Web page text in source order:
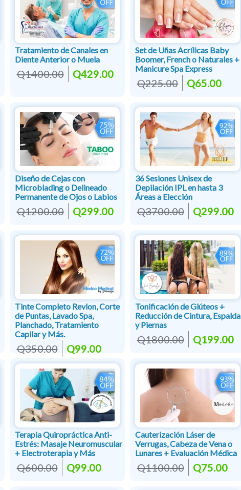
Tratamiento de Canales en
Diente Anterior o Muela
Q1400.00 Q429.00
Set de Uñas Acrílicas Baby
Boomer, French o Naturales +
Manicure Spa Express
Q225.00 Q65.00
Diseño de Cejas con
Microblading o Delineado
Permanente de Ojos o Labios
Q1200.00 Q299.00
36 Sesiones Unisex de
Depilación IPL en hasta 3
Áreas a Elección
Q3700.00 Q299.00
Tinte Completo Revlon, Corte
de Puntas, Lavado Spa,
Planchado, Tratamiento
Capilar y Más.
Q350.00 Q99.00
Tonificación de Glúteos +
Reducción de Cintura, Espalda
y Piernas
Q1800.00 Q199.00
Terapia Quiropráctica Anti-
Estrés: Masaje Neuromuscular
+ Electroterapia y Más
Q600.00 Q99.00
Cauterización Láser de
Verrugas, Cabeza de Vena o
Lunares + Evaluación Médica
Q1100.00 Q75.00